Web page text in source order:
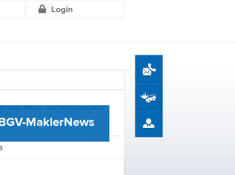
Kontaktcenter
Login
MaklerNews
zwei Haupt- und verschiedene